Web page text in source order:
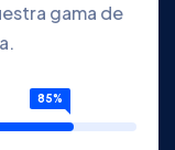
gama de
85%